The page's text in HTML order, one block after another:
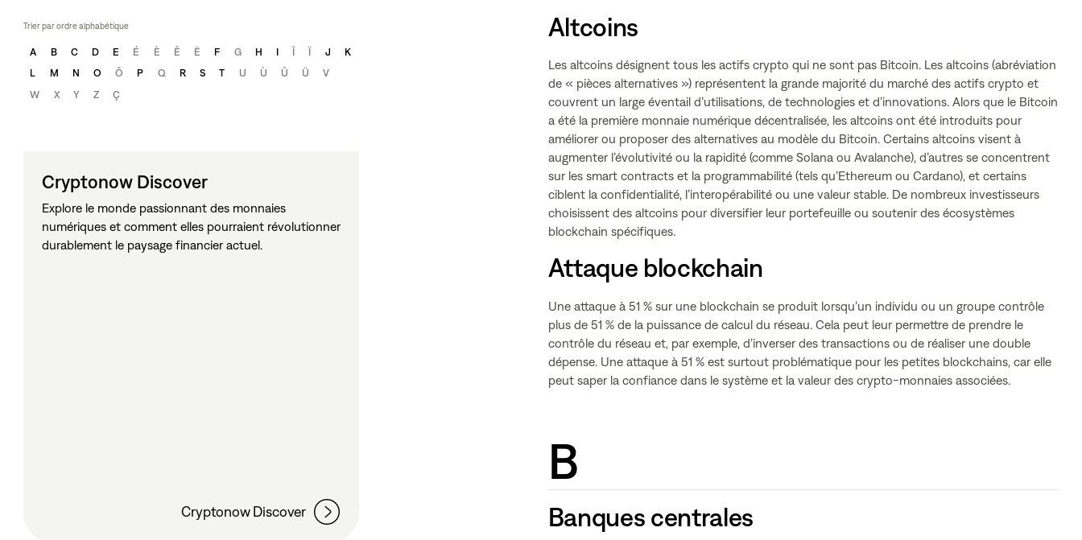
Trier par ordre alphabétique
A B C D E É È Ê Ë F G H I Î Ï J
K
L
M N O Ô P Q R S T U Ù Û Ü
V
W
X Y Z Ç
Cryptonow Discover
Explore le monde passionnant des monnaies
numériques et comment elles pourraient révolutionner
durablement le paysage financier actuel.
Cryptonow Discover
Altcoins
Les altcoins désignent tous les actifs crypto qui ne sont pas Bitcoin. Les altcoins (abréviation
de « pièces alternatives ») représentent la grande majorité du marché des actifs crypto et
couvrent un large éventail d’utilisations, de technologies et d’innovations. Alors que le Bitcoin
a été la première monnaie numérique décentralisée, les altcoins ont été introduits pour
améliorer ou proposer des alternatives au modèle du Bitcoin. Certains altcoins visent à
augmenter l’évolutivité ou la rapidité (comme Solana ou Avalanche), d’autres se concentrent
sur les smart contracts et la programmabilité (tels qu’Ethereum ou Cardano), et certains
ciblent la confidentialité, l’interopérabilité ou une valeur stable. De nombreux investisseurs
choisissent des altcoins pour diversifier leur portefeuille ou soutenir des écosystèmes
blockchain spécifiques.
Attaque blockchain
Une attaque à 51 % sur une blockchain se produit lorsqu’un individu ou un groupe contrôle
plus de 51 % de la puissance de calcul du réseau. Cela peut leur permettre de prendre le
contrôle du réseau et, par exemple, d’inverser des transactions ou de réaliser une double
dépense. Une attaque à 51 % est surtout problématique pour les petites blockchains, car elle
peut saper la confiance dans le système et la valeur des crypto-monnaies associées.
B
Banques centrales